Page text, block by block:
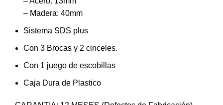
– Madera: 40mm
Sistema SDS plus
Con 3 Brocas y 2 cinceles.
Con 1 juego de escobillas
Caja Dura de Plastico